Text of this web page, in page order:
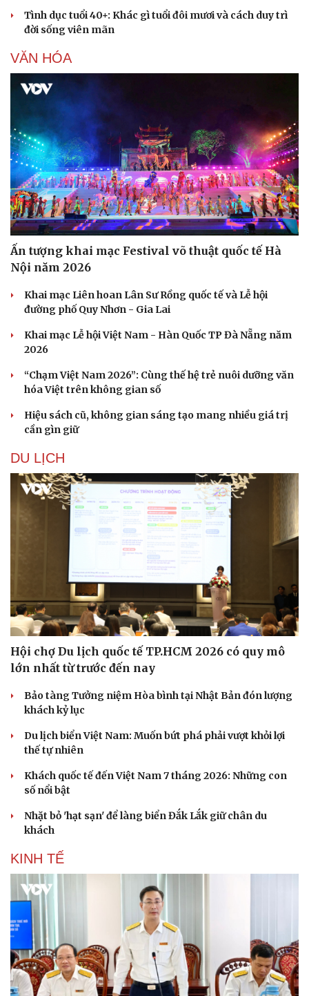
Sức khỏe
Dinh dưỡng - món ngon
Cây thuốc
Sản phụ khoa
Nam khoa
Làm đẹp - giảm cân
Phòng mạch online
Ăn sạch sống khỏe
Tình dục tuổi 40+: Khác gì tuổi đôi mươi và cách duy trì
đời sống viên mãn
VĂN HÓA
Ấn tượng khai mạc Festival võ thuật quốc tế Hà
Nội năm 2026
Khai mạc Liên hoan Lân Sư Rồng quốc tế và Lễ hội
đường phố Quy Nhơn - Gia Lai
Khai mạc Lễ hội Việt Nam - Hàn Quốc TP Đà Nẵng năm
2026
“Chạm Việt Nam 2026”: Cùng thế hệ trẻ nuôi dưỡng văn
hóa Việt trên không gian số
Hiệu sách cũ, không gian sáng tạo mang nhiều giá trị
cần gìn giữ
DU LỊCH
Hội chợ Du lịch quốc tế TP.HCM 2026 có quy mô
lớn nhất từ trước đến nay
Bảo tàng Tưởng niệm Hòa bình tại Nhật Bản đón lượng
khách kỷ lục
Du lịch biển Việt Nam: Muốn bứt phá phải vượt khỏi lợi
thế tự nhiên
Khách quốc tế đến Việt Nam 7 tháng 2026: Những con
số nổi bật
Nhặt bỏ 'hạt sạn' để làng biển Đắk Lắk giữ chân du
khách
KINH TẾ